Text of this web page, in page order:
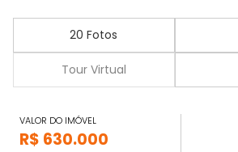
20 Fotos
Tour Virtual
VALOR DO IMÓVEL
R$ 630.000